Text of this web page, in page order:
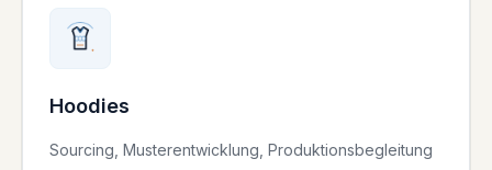
Hoodies
Sourcing, Musterentwicklung, Produktionsbegleitung